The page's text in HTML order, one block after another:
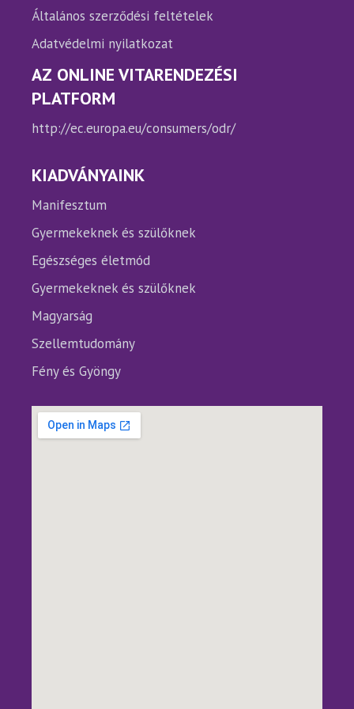
Általános szerződési feltételek
Adatvédelmi nyilatkozat
AZ ONLINE VITARENDEZÉSI
PLATFORM
http://ec.europa.eu/consumers/odr/
KIADVÁNYAINK
Manifesztum
Gyermekeknek és szülőknek
Egészséges életmód
Gyermekeknek és szülőknek
Magyarság
Szellemtudomány
Fény és Gyöngy